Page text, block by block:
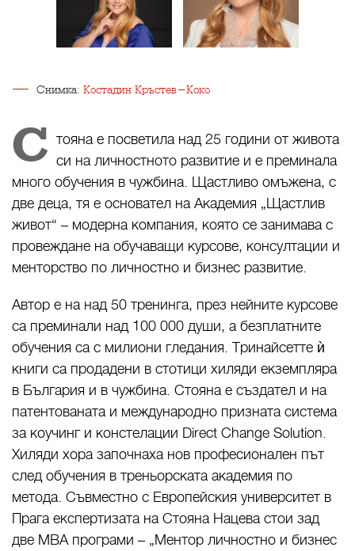
Снимка: Костадин Кръстев-Коко
С тояна е посветила над 25 години от живота
си на личностното развитие и е преминала
много обучения в чужбина. Щастливо омъжена, с
две деца, тя е основател на Академия „Щастлив
живот“ – модерна компания, която се занимава с
провеждане на обучаващи курсове, консултации и
менторство по личностно и бизнес развитие.
Автор е на над 50 тренинга, през нейните курсове
са преминали над 100 000 души, а безплатните
обучения са с милиони гледания. Тринайсетте ѝ
книги са продадени в стотици хиляди екземпляра
в България и в чужбина. Стояна е създател и на
патентованата и международно призната система
за коучинг и констелации Direct Change Solution.
Хиляди хора започнаха нов професионален път
след обучения в треньорската академия по
метода. Съвместно с Европейския университет в
Прага експертизата на Стояна Нацева стои зад
две МВА програми – „Ментор личностно и бизнес